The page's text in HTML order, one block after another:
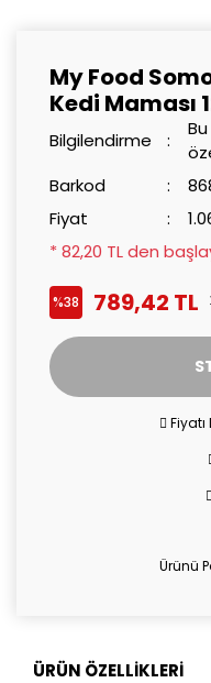
My Food
Kedi Maması
Bilgilendirme
Barkod
Fiyat
* 82,20 TL den
%38 789,42 TL
Ürünü
ÜRÜN ÖZELLİKLERİ